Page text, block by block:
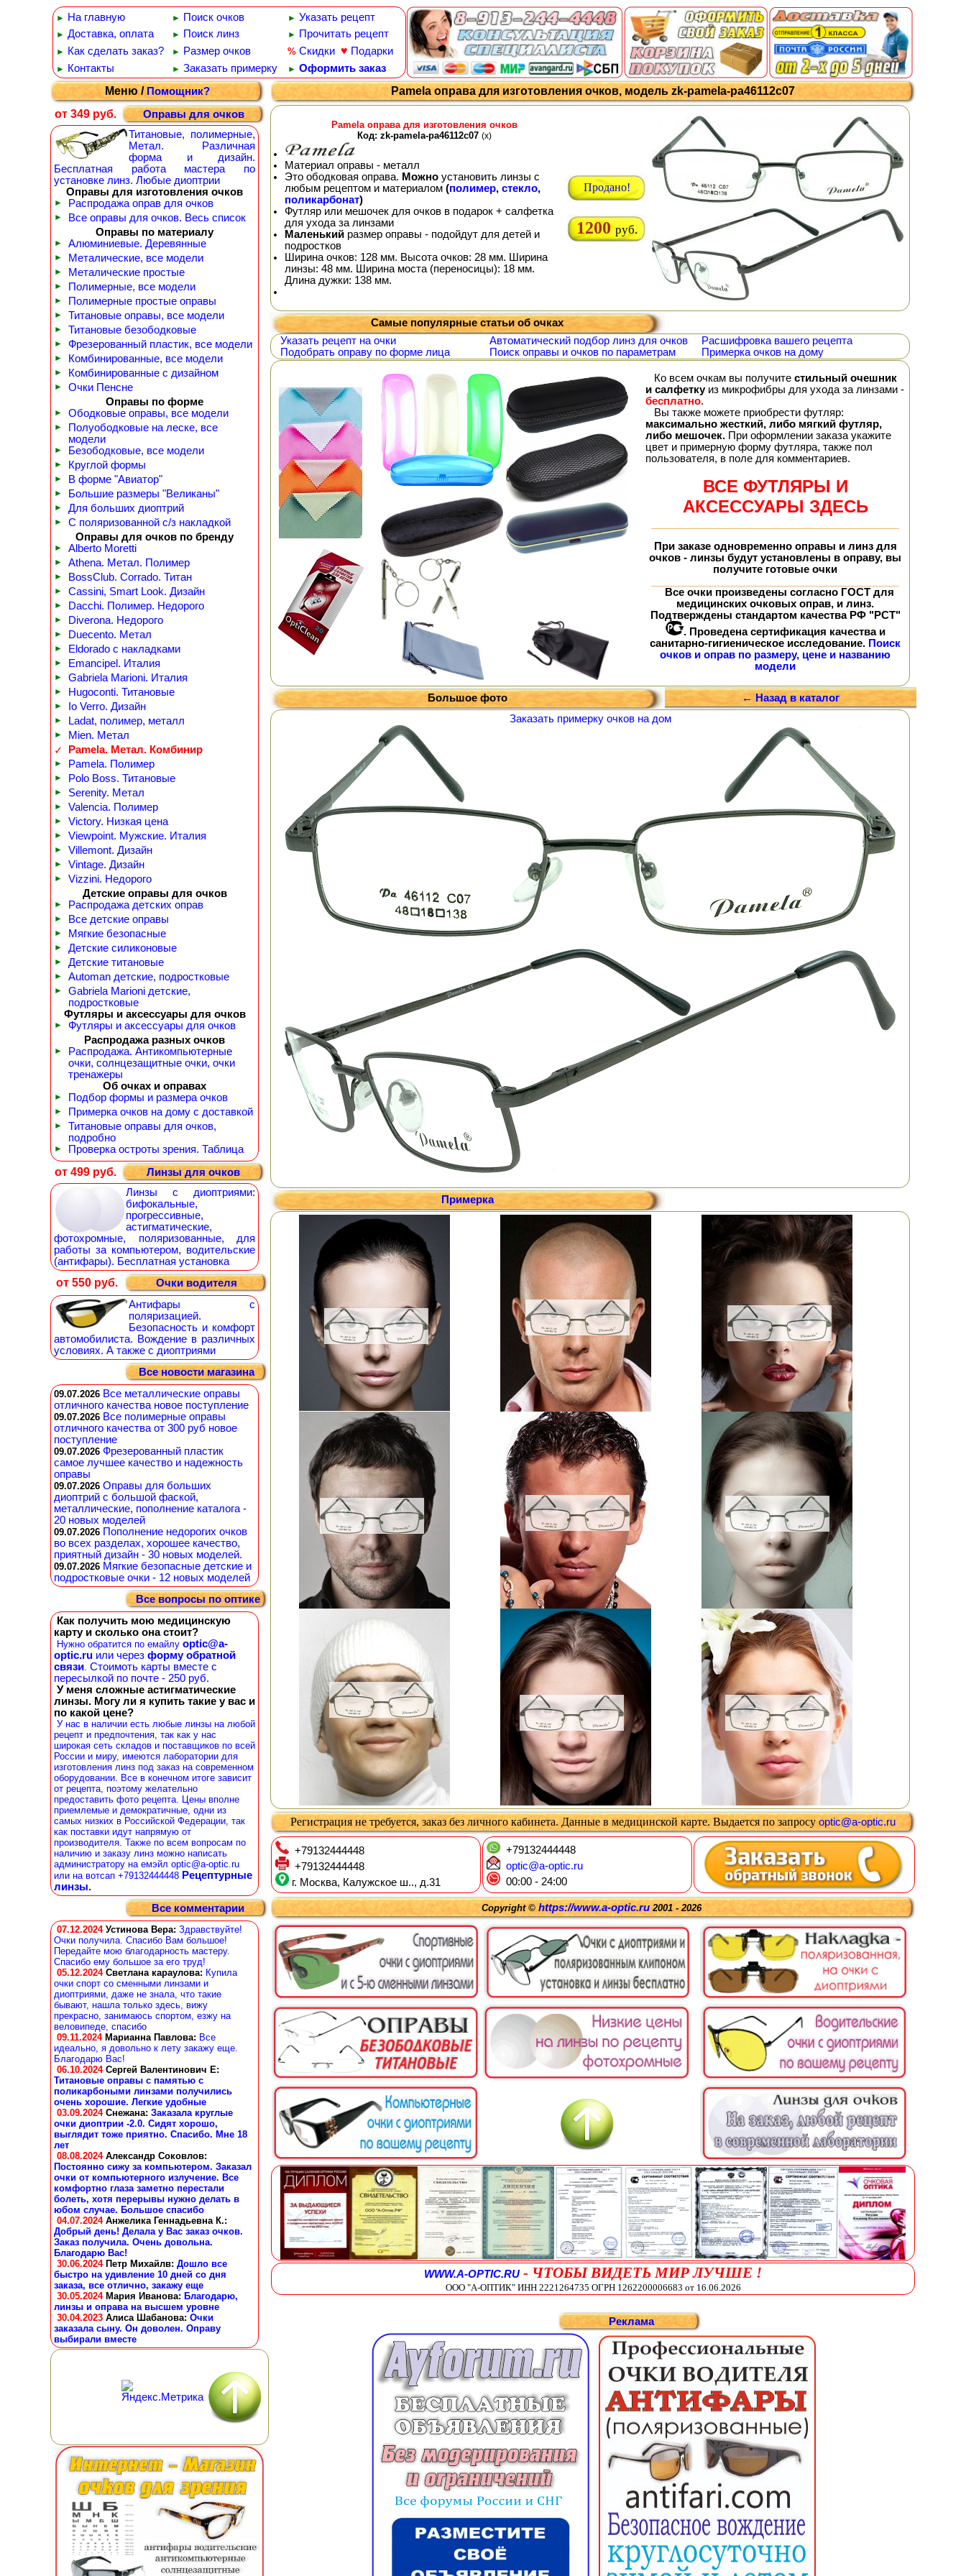
► На главную ► Поиск очков ► Указать рецепт
► Доставка, оплата ► Поиск линз ► Прочитать рецепт
► Как сделать заказ? ► Размер очков % Скидки ♥ Подарки
► Контакты ► Заказать примерку ► Оформить заказ
Меню /Помощник?
от 349 руб.
Оправы для очков
Титановые, полимерные,
Метал. Различная
форма и дизайн.
Бесплатная работа мастера по
установке линз. Любые диоптрии
Оправы для изготовления очков
► Распродажа оправ для очков
►
Все оправы для очков. Весь список
Оправы по материалу
► Алюминиевые. Деревянные
► Металические, все модели
► Металические простые
► Полимерные, все модели
► Полимерные простые оправы
► Титановые оправы, все модели
► Титановые безободковые
► Фрезерованный пластик, все модели
► Комбинированные, все модели
► Комбинированные с дизайном
►
Очки Пенсне
Оправы по форме
► Ободковые оправы, все модели
►
Полуободковые на леске, все
модели
► Безободковые, все модели
► Круглой формы
► В форме "Авиатор"
► Большие размеры "Великаны"
► Для больших диоптрий
►
С поляризованной с/з накладкой
Оправы для очков по бренду
► Alberto Moretti
► Athena. Метал. Полимер
► BossClub. Corrado. Титан
► Cassini, Smart Look. Дизайн
► Dacchi. Полимер. Недорого
► Diverona. Недорого
► Duecento. Метал
► Eldorado с накладками
► Emancipel. Италия
► Gabriela Marioni. Италия
► Hugoconti. Титановые
► Io Verro. Дизайн
► Ladat, полимер, металл
►
Mien. Метал
✓
Pamela. Метал. Комбинир
► Pamela. Полимер
► Polo Boss. Титановые
► Serenity. Метал
► Valencia. Полимер
► Victory. Низкая цена
► Viewpoint. Мужские. Италия
► Villemont. Дизайн
► Vintage. Дизайн
►
Vizzini. Недорого
Детские оправы для очков
► Распродажа детских оправ
► Все детские оправы
► Мягкие безопасные
► Детские силиконовые
► Детские титановые
► Automan детские, подростковые
►
Gabriela Marioni детские,
подростковые
Футляры и аксессуары для очков
►
Футляры и аксессуары для очков
Распродажа разных очков
►
Распродажа. Антикомпьютерные
очки, солнцезащитные очки, очки
тренажеры
Об очках и оправах
► Подбор формы и размера очков
► Примерка очков на дому с доставкой
►
Титановые оправы для очков,
подробно
► Проверка остроты зрения. Таблица
от 499 руб.
Линзы для очков
Линзы с диоптриями:
бифокальные,
прогрессивные,
астигматические,
фотохромные, поляризованные, для
работы за компьютером, водительские
(антифары). Бесплатная установка
от 550 руб.
Очки водителя
Антифары с
поляризацией.
Безопасность и комфорт
автомобилиста. Вождение в различных
условиях. А также с диоптриями
Все новости магазина
09.07.2026 Все металлические оправы
отличного качества новое поступление
09.07.2026 Все полимерные оправы
отличного качества от 300 руб новое
поступление
09.07.2026 Фрезерованный пластик
самое лучшее качество и надежность
оправы
09.07.2026 Оправы для больших
диоптрий с большой фаской,
металлические, пополнение каталога -
20 новых моделей
09.07.2026 Пополнение недорогих очков
во всех разделах, хорошее качество,
приятный дизайн - 30 новых моделей.
09.07.2026 Мягкие безопасные детские и
подростковые очки - 12 новых моделей
Все вопросы по оптике
Как получить мою медицинскую
карту и сколько она стоит?
Нужно обратится по емайлу optic@a-
optic.ru или через форму обратной
связи. Стоимоть карты вместе с
пересылкой по почте - 250 руб.
У меня сложные астигматические
линзы. Могу ли я купить такие у вас и
по какой цене?
У нас в наличии есть любые линзы на любой
рецепт и предпочтения, так как у нас
широкая сеть складов и поставщиков по всей
России и миру, имеются лаборатории для
изготовления линз под заказ на современном
оборудовании. Все в конечном итоге зависит
от рецепта, поэтому желательно
предоставить фото рецепта. Цены вполне
приемлемые и демократичные, одни из
самых низких в Российской Федерации, так
как поставки идут напрямую от
производителя. Также по всем вопросам по
наличию и заказу линз можно написать
администратору на емэйл optic@a-optic.ru
или на вотсап +79132444448 Рецептурные
линзы.
Все комментарии
07.12.2024 Устинова Вера: Здравствуйте!
Очки получила. Спасибо Вам большое!
Передайте мою благодарность мастеру.
Спасибо ему большое за его труд!
05.12.2024 Светлана караулова: Купила
очки спорт со сменными линзами и
диоптриями, даже не знала, что такие
бывают, нашла только здесь, вижу
прекрасно, занимаюсь спортом, езжу на
веловипеде, спасибо
09.11.2024 Марианна Павлова: Все
идеально, я довольно к лету закажу еще.
Благодарю Вас!
06.10.2024 Сергей Валентинович Е:
Титановые оправы с памятью с
поликарбоными линзами получились
очень хорошие. Легкие удобные
03.09.2024 Снежана: Заказала круглые
очки диоптрии -2.0. Сидят хорошо,
выглядит тоже приятно. Спасибо. Мне 18
лет
08.08.2024 Александр Соковлов:
Постоянно сижу за компьютером. Заказал
очки от компьютерного излучение. Все
комфортно глаза заметно перестали
болеть, хотя перерывы нужно делать в
юбом случае. Большое спасибо
04.07.2024 Анжелика Геннадьевна К.:
Добрый день! Делала у Вас заказ очков.
Заказ получила. Очень довольна.
Благодарю Вас!
30.06.2024 Петр Михайлв: Дошло все
быстро на удивление 10 дней со дня
заказа, все отлично, закажу еще
30.05.2024 Мария Иванова: Благодарю,
линзы и оправа на высшем уровне
30.04.2023 Алиса Шабанова: Очки
заказала сыну. Он доволен. Оправу
выбирали вместе
Pamela оправа для изготовления очков, модель zk-pamela-pa46112c07
Pamela оправа для изготовления очков
Код: zk-pamela-pa46112c07 (x)
Материал оправы - металл
Это ободковая оправа. Можно установить линзы с
любым рецептом и материалом (полимер, стекло,
поликарбонат)
Футляр или мешочек для очков в подарок + салфетка
для ухода за линзами
Маленький размер оправы - подойдут для детей и
подростков
Ширина очков: 128 мм. Высота очков: 28 мм. Ширина
линзы: 48 мм. Ширина моста (переносицы): 18 мм.
Длина дужки: 138 мм.
Продано!
1200 руб.
Самые популярные статьи об очках
Указать рецепт на очки
Автоматический подбор линз для очков
Расшифровка вашего рецепта
Подобрать оправу по форме лица
Поиск оправы и очков по параметрам Примерка очков на дому
Ко всем очкам вы получите стильный очешник
и салфеткуиз микрофибры для ухода за линзами -
бесплатно.
Вы также можете приобрести футляр:
максимально жесткий, либо мягкий футляр,
либо мешочек. При оформлении заказа укажите
цвет и примерную форму футляра, также пол
пользователя, в поле для комментариев.
ВСЕ ФУТЛЯРЫ И
АКСЕССУАРЫ ЗДЕСЬ
При заказе одновременнооправы и линз для
очков - линзы будут установлены в оправу, вы
получите готовые очки
Все очки произведены согласно ГОСТ для
медицинских очковых оправ, и линз.
Подтверждены стандартом качества РФ "РСТ"
. Проведена сертификация качества и
санитарно-гигиеническое исследование. Поиск
очков и оправ по размеру, цене и названию
модели
Большое фото
← Назад в каталог
Заказать примерку очков на дом
Примерка
Регистрация не требуется, заказ без личного кабинета. Данные в медицинской карте. Выдается по запросуoptic@a-optic.ru
+79132444448
+79132444448
г. Москва, Калужское ш.., д.31
+79132444448
optic@a-optic.ru
00:00 - 24:00
Copyright © https://www.a-optic.ru 2001 - 2026
WWW.A-OPTIC.RU - ЧТОБЫ ВИДЕТЬ МИР ЛУЧШЕ !
ООО "А-ОПТИК" ИНН 2221264735 ОГРН 1262200006683 от 16.06.2026
Реклама